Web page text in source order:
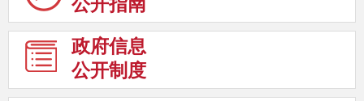
公开指南
政府信息
公开制度